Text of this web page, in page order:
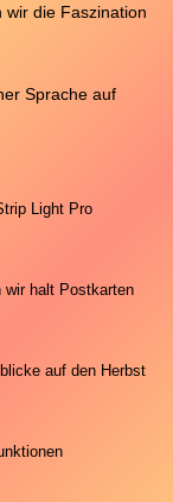
wir die Faszination
Sprache auf
Light Pro
wir halt Postkarten
auf den Herbst